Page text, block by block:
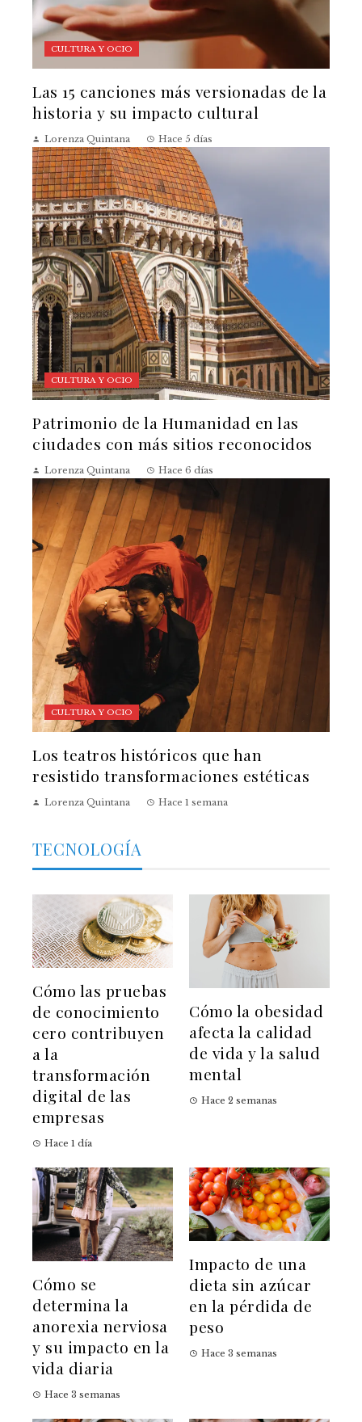
CULTURA Y OCIO
Las 15 canciones más versionadas de la
historia y su impacto cultural
Lorenza Quintana Hace 5 días
CULTURA Y OCIO
Patrimonio de la Humanidad en las
ciudades con más sitios reconocidos
Lorenza Quintana Hace 6 días
CULTURA Y OCIO
Los teatros históricos que han
resistido transformaciones estéticas
Lorenza Quintana Hace 1 semana
TECNOLOGÍA
Cómo las pruebas
de conocimiento
cero contribuyen
a la
transformación
digital de las
empresas
Hace 1 día
Cómo la obesidad
afecta la calidad
de vida y la salud
mental
Hace 2 semanas
Cómo se
determina la
anorexia nerviosa
y su impacto en la
vida diaria
Hace 3 semanas
Impacto de una
dieta sin azúcar
en la pérdida de
peso
Hace 3 semanas